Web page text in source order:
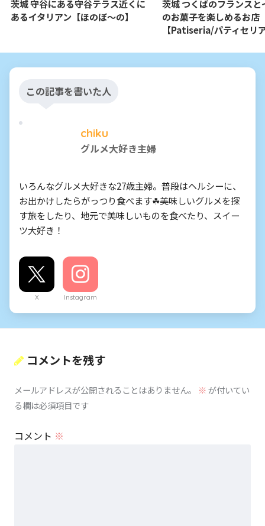
茨城 守谷にある守谷テラス近くに
あるイタリアン【ほのぼ〜の】
茨城 つくばのフランスと
のお菓子を楽しめるお店
【Patiseria/パティセリ
この記事を書いた人
chiku
グルメ大好き主婦
いろんなグルメ大好きな27歳主婦。普段はヘルシーに、
お出かけしたらがっつり食べます☘美味しいグルメを探
す旅をしたり、地元で美味しいものを食べたり、スイー
ツ大好き！
X Instagram
コメントを残す
メールアドレスが公開されることはありません。 ※が付いてい
る欄は必須項目です
コメント ※